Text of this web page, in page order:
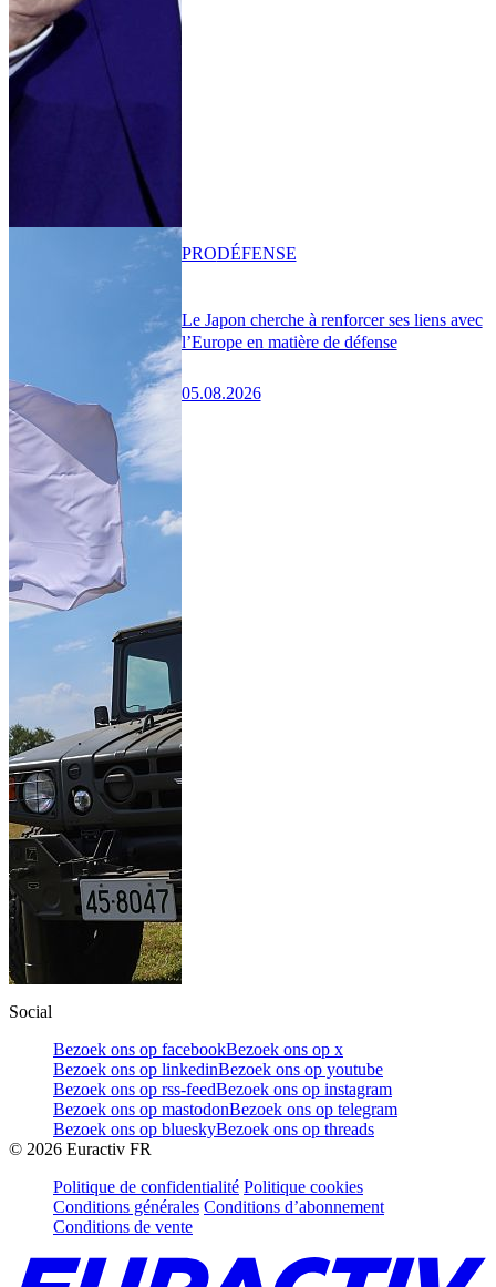
Le Japon cherche à renforcer ses liens avec
l’Europe en matière de défense
05.08.2026
PRODÉFENSE
Social
Bezoek ons op facebookBezoek ons op x
Bezoek ons op linkedinBezoek ons op youtube
Bezoek ons op rss-feedBezoek ons op instagram
Bezoek ons op mastodonBezoek ons op telegram
Bezoek ons op blueskyBezoek ons op threads
© 2026 Euractiv FR
Politique de confidentialité Politique cookies
Conditions générales Conditions d’abonnement
Conditions de vente